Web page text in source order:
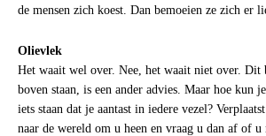
de mensen zich koest. Dan bemoeien ze zich er
Olievlek
Het waait wel over. Nee, het waait niet over.
boven staan, is een ander advies. Maar hoe kun
iets staan dat je aantast in iedere vezel?
naar de wereld om u heen en vraag u dan af of